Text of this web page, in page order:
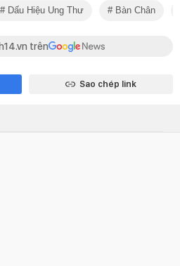
Dấu Hiệu Ung Thư Bàn Chân
trên
Sao chép link